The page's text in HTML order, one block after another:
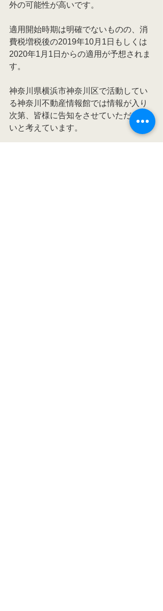
外の可能性が高いです。
適用開始時期は明確でないものの、消
費税増税後の2019年10月1日もしくは
2020年1月1日からの適用が予想されま
す。
神奈川県横浜市神奈川区で活動してい
る神奈川不動産情報館では情報が入り
次第、皆様に告知をさせていただきた
いと考えています。